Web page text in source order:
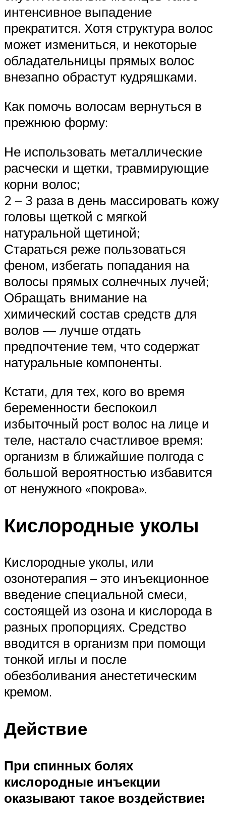
интенсивное выпадение
прекратится. Хотя структура волос
может измениться, и некоторые
обладательницы прямых волос
внезапно обрастут кудряшками.
Как помочь волосам вернуться в
прежнюю форму:
Не использовать металлические
расчески и щетки, травмирующие
корни волос;
2 – 3 раза в день массировать кожу
головы щеткой с мягкой
натуральной щетиной;
Стараться реже пользоваться
феном, избегать попадания на
волосы прямых солнечных лучей;
Обращать внимание на
химический состав средств для
волов — лучше отдать
предпочтение тем, что содержат
натуральные компоненты.
Кстати, для тех, кого во время
беременности беспокоил
избыточный рост волос на лице и
теле, настало счастливое время:
организм в ближайшие полгода с
большой вероятностью избавится
от ненужного «покрова».
Кислородные уколы
Кислородные уколы, или
озонотерапия – это инъекционное
введение специальной смеси,
состоящей из озона и кислорода в
разных пропорциях. Средство
вводится в организм при помощи
тонкой иглы и после
обезболивания анестетическим
кремом.
Действие
При спинных болях
кислородные инъекции
оказывают такое воздействие: